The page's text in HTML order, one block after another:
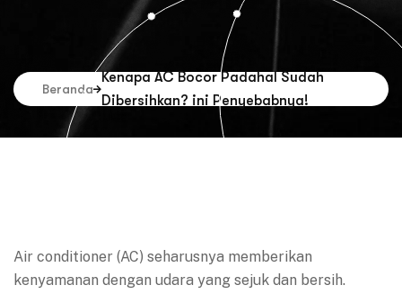
Beranda
Kenapa AC Bocor Padahal Sudah
Dibersihkan? ini Penyebabnya!
Air conditioner (AC) seharusnya memberikan
kenyamanan dengan udara yang sejuk dan bersih.